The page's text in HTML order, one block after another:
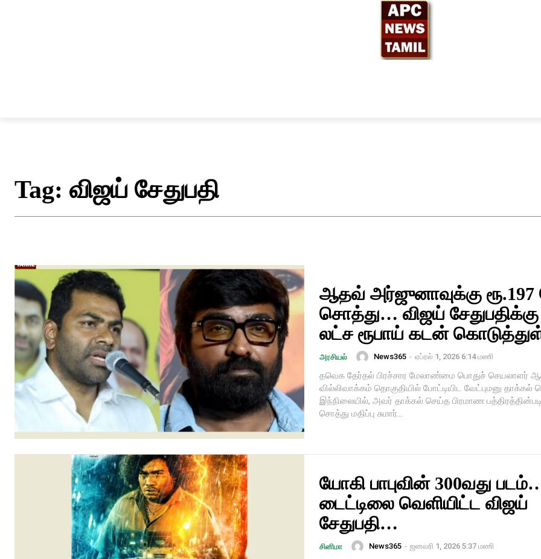
Tag: விஜய் சேதுபதி
ஆதவ் அர்ஜுனாவுக்கு ரூ.197
சொத்து… விஜய் சேதுபதிக்கு
லட்ச ரூபாய் கடன்
அரசியல் News365 - ஏப்ரல் 1, 2026 6:14 மணி
தவெக தேர்தல் பிரச்சார மேலாண்மை பொதுச் செயலாளர்
வில்லிவாக்கம் தொகுதியில் போட்டியிட வேட்புமனு தாக்கல்
இந்நிலையில், அவர் தாக்கல் செய்த பிரமாண
சொத்து மதிப்பு சுமார்...
யோகி பாபுவின் 300வது
டைட்டிலை வெளியிட்ட விஜய்
சேதுபதி…
சினிமா News365 - ஜனவரி 1, 2026 5:37 மணி